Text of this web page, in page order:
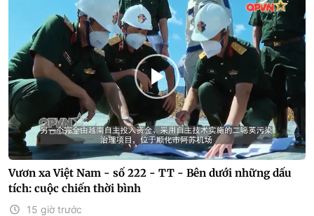
Vươn xa Việt Nam - số 222 - TT - Bên dưới những dấu
tích: cuộc chiến thời bình
15 giờ trước